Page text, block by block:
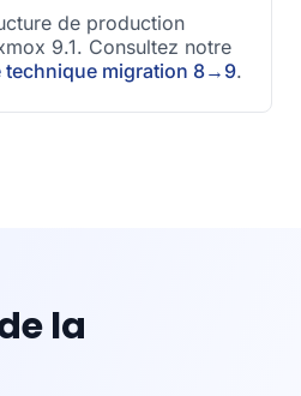
de production
9.1. Consultez notre
technique migration 8→9.
la